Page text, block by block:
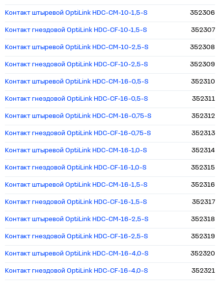
Контакт штыревой OptiLink HDC-CM-10-1,5-S 352306
Контакт гнездовой OptiLink HDC-CF-10-1,5-S 352307
Контакт штыревой OptiLink HDC-CM-10-2,5-S 352308
Контакт гнездовой OptiLink HDC-CF-10-2,5-S 352309
Контакт штыревой OptiLink HDC-CM-16-0,5-S 352310
Контакт гнездовой OptiLink HDC-CF-16-0,5-S 352311
Контакт штыревой OptiLink HDC-CM-16-0,75-S 352312
Контакт гнездовой OptiLink HDC-CF-16-0,75-S 352313
Контакт штыревой OptiLink HDC-CM-16-1,0-S 352314
Контакт гнездовой OptiLink HDC-CF-16-1,0-S 352315
Контакт штыревой OptiLink HDC-CM-16-1,5-S 352316
Контакт гнездовой OptiLink HDC-CF-16-1,5-S 352317
Контакт штыревой OptiLink HDC-CM-16-2,5-S 352318
Контакт гнездовой OptiLink HDC-CF-16-2,5-S 352319
Контакт штыревой OptiLink HDC-CM-16-4,0-S 352320
Контакт гнездовой OptiLink HDC-CF-16-4,0-S 352321